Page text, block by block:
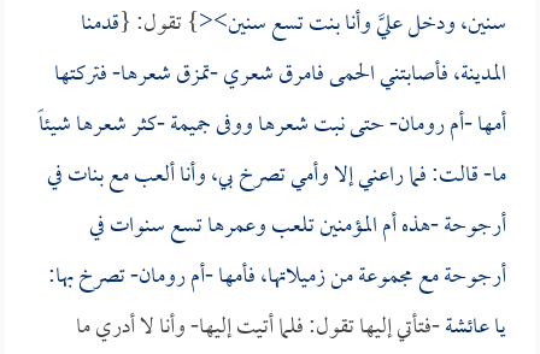
سنين، ودخل عليَّ وأنا بنت تسع سنين><} تقول: {قدمنا
المدينة، فأصابتني الحمى فامرق شعري -تمزق شعرها- فتركتها
أمها -أم رومان- حتى نبت شعرها ووفى جميمة -كثر شعرها شيئاً
ما- قالت: فما راعني إلا وأمي تصرخ بي، وأنا ألعب مع بنات في
أرجوحة -هذهأم المؤمنينتلعب وعمرها تسع سنوات في
أرجوحة مع مجموعة من زميلاتها، فأمها -أم رومان- تصرخ بها:
ياعائشة-فتأتي إليها تقول: فلما أتيت إليها- وأنا لا أدري ما